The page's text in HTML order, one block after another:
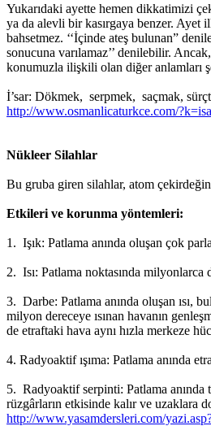
Yukarıdaki ayette hemen dikkatimizi
ya da alevli bir kasırgaya benzer. Ayet
bahsetmez. ‘‘İçinde ateş bulunan”
sonucuna varılamaz’’ denilebilir.
konumuzla ilişkili olan diğer anlamları
İ’sar: Dökmek, serpmek, saçmak,
http://www.osmanlicaturkce.com/
Nükleer Silahlar
Bu gruba giren silahlar, atom
Etkileri ve korunma yöntemleri:
1. Işık: Patlama anında oluşan çok
2. Isı: Patlama noktasında milyonlarca
3. Darbe: Patlama anında oluşan ısı,
milyon dereceye ısınan havanın
de etraftaki hava aynı hızla merkeze
4. Radyoaktif ışıma: Patlama anında
5. Radyoaktif serpinti: Patlama
rüzgârların etkisinde kalır ve uzaklara
http://www.yasamdersleri.com/